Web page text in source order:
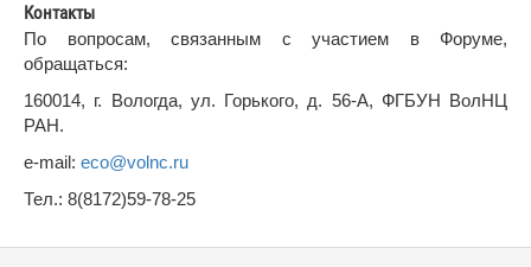
Контакты
По вопросам, связанным с участием в Форуме,
обращаться:
160014, г. Вологда, ул. Горького, д. 56-А, ФГБУН ВолНЦ
РАН.
e-mail: eco@volnc.ru
Тел.: 8(8172)59-78-25